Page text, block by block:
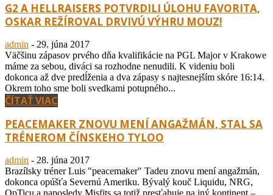
G2 A HELLRAISERS POTVRDILI ÚLOHU FAVORITA,
OSKAR REŽÍROVAL DRVIVÚ VÝHRU MOUZ!
admin - 29. júna 2017
Väčšinu zápasov prvého dňa kvalifikácie na PGL Major v Krakowe
máme za sebou, diváci sa rozhodne nenudili. K videniu boli
dokonca až dve predĺženia a dva zápasy s najtesnejším skóre 16:14.
Okrem toho sme boli svedkami potupného...
ČÍTAŤ VIAC
PEACEMAKER ZNOVU MENÍ ANGAŽMÁN, STAL SA
TRÉNEROM ČÍNSKEHO TYLOO
admin - 28. júna 2017
Brazílsky tréner Luis "peacemaker" Tadeu znovu mení angažmán,
dokonca opúšťa Severnú Ameriku. Bývalý kouč Liquidu, NRG,
OpTicu a naposledy Misfits sa totiž presťahuje na iný kontinent –